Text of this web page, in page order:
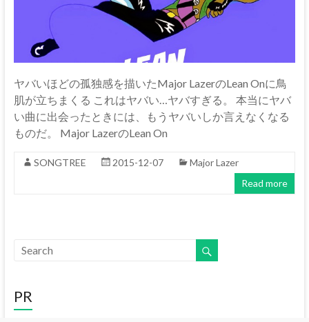
ヤバいほどの孤独感を描いたMajor LazerのLean Onに鳥
肌が立ちまくる これはヤバい…ヤバすぎる。 本当にヤバ
い曲に出会ったときには、もうヤバいしか言えなくなる
ものだ。 Major LazerのLean On
SONGTREE 2015-12-07
Major Lazer
Read more
PR